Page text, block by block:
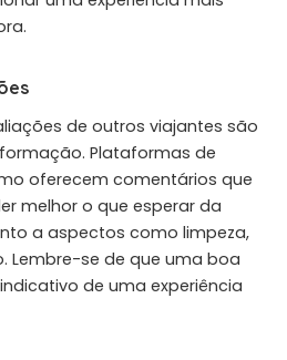
de outros viajantes são
Plataformas de
oferecem comentários que
melhor o que esperar da
a aspectos como limpeza,
Lembre-se de que uma boa
de uma experiência